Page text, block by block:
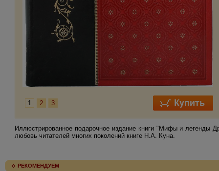
1 2 3
Иллюстрированное подарочное издание книги "Мифы и легенды
любовь читателей многих поколений книге Н.А. Куна.
РЕКОМЕНДУЕМ